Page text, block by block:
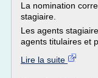
La nomination
stagiaire.
Les agents
agents titulaires et
Lire la suite